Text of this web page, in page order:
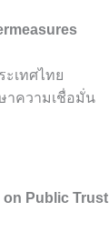
ะเทศไทย
าความเชื่อมั่น
on Public Trust